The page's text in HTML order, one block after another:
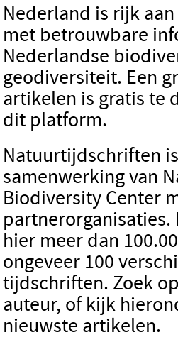
Nederland is rijk
met betrouwbare
Nederlandse
geodiversiteit. Een
artikelen is gratis te
dit platform.
Natuurtijdschriften
samenwerking van
Biodiversity Center
partnerorganisaties.
hier meer dan
ongeveer 100
tijdschriften. Zoek
auteur, of kijk
nieuwste artikelen.